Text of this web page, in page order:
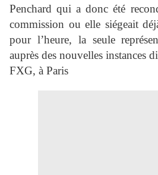
Penchard qui a donc été
commission ou elle siégeait
pour l’heure, la seule
auprès des nouvelles instances
FXG, à Paris